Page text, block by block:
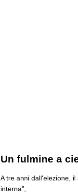
Un fulmine a
​A tre anni dall'elezione, il
interna",